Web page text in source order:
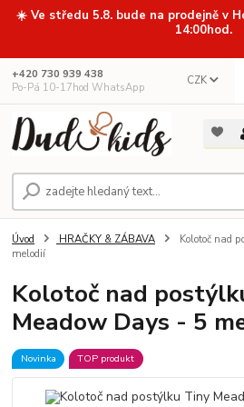
☀️ Ve středu 5.8. bude na prodejně v
14:00hod.
CZK
+420 730 939 438
Po-Pá 10-17hod WhatsApp
Úvod HRAČKY & ZÁBAVA
Kolotoč nad
melodií
Kolotoč nad
Meadow Days - 5
Novinka TOP produkt